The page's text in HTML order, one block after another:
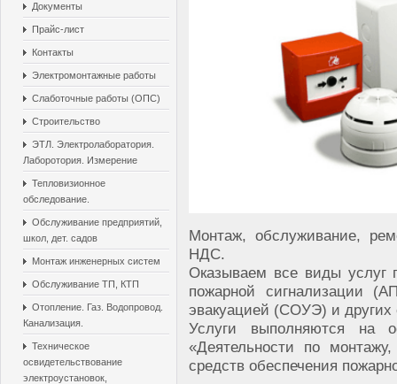
Документы
Прайс-лист
Контакты
Электромонтажные работы
Слаботочные работы (ОПС)
Строительство
ЭТЛ. Электролаборатория.
Лаборотория. Измерение
Тепловизионное
обследование.
Обслуживание предприятий,
школ, дет. садов
Монтаж инженерных систем
Обслуживание ТП, КТП
Отопление. Газ. Водопровод.
Канализация.
Техническое
освидетельствование
электроустановок,
Монтаж, обслуживание,
НДС.
Оказываем все виды услуг
пожарной сигнализации
эвакуацией (СОУЭ) и других
Услуги выполняются на
«Деятельности по
средств обеспечения